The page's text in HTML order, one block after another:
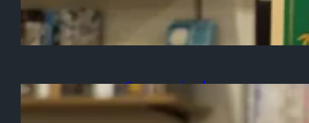
「すずめ雀」入荷のお知らせ
Game-arrived
2025/10/07